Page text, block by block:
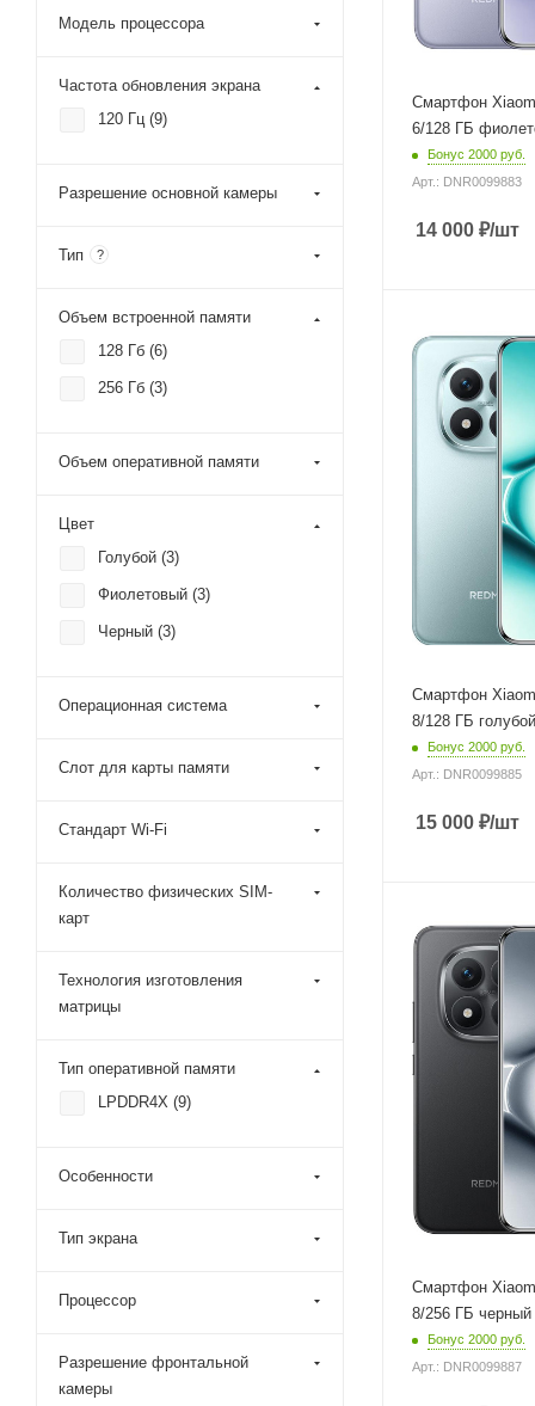
памяти
Цвет
Фиолетовый
Операционная
Android 15
матрицы
Процессор
MediaTek Helio
Разрешение
фронтальной камеры
20 Мп
Смартфон
6/128 ГБ
Бонус 2000 руб.
Арт.: DNR0099883
14 000 ₽/шт
MediaTek Helio
Частота обновления
экрана
120 Гц
Разрешение
Объем встроенной
памяти
Цвет
Голубой
Операционная
Android 15
матрицы
Процессор
Qualcomm
Snapdragon 6
Разрешение
фронтальной
Смартфон
8/128 ГБ голубой
Бонус 2000 руб.
Арт.: DNR0099885
15 000 ₽/шт
MediaTek Helio
Частота обновления
экрана
120 Гц
Разрешение
камеры
Объем встроенной
памяти
Цвет
Черный
Операционная
Android 15
Смартфон
8/256 ГБ черный
Бонус 2000 руб.
Арт.: DNR0099887
Модель процессора
Частота обновления экрана
120 Гц (9)
Разрешение основной камеры
Тип ?
Объем встроенной памяти
128 Гб (6)
256 Гб (3)
Объем оперативной памяти
Цвет
Голубой (3)
Фиолетовый (3)
Черный (3)
Операционная система
Слот для карты памяти
Стандарт Wi-Fi
Количество физических SIM-
карт
Технология изготовления
матрицы
Тип оперативной памяти
LPDDR4X (9)
Особенности
Тип экрана
Процессор
Разрешение фронтальной
камеры